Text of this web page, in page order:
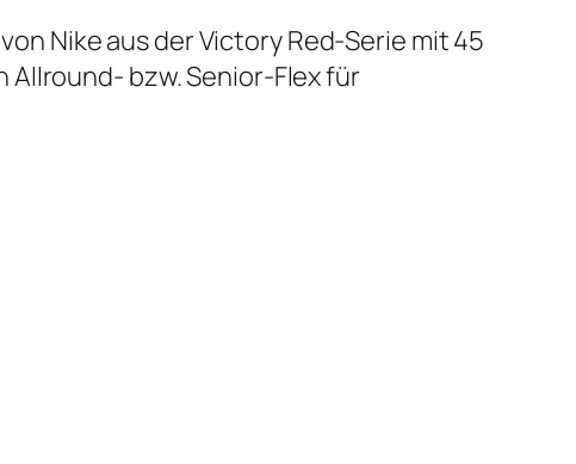
Nike aus der Victory Red-Serie mit 45
bzw. Senior-Flex für